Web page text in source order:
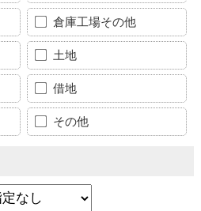
倉庫工場その他
土地
借地
その他